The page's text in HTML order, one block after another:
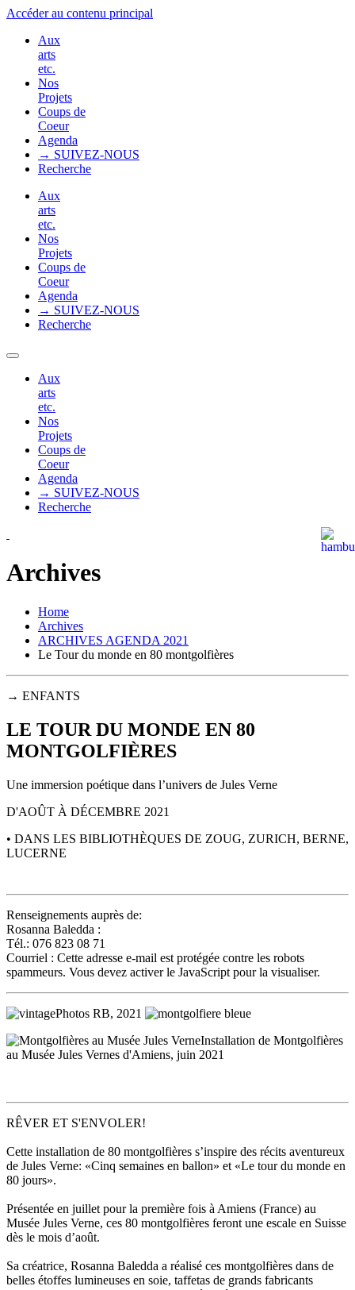
Accéder au contenu principal
Aux
arts
etc.
Nos
Projets
Coups de
Coeur
Agenda
→ SUIVEZ-NOUS
Recherche
Aux
arts
etc.
Nos
Projets
Coups de
Coeur
Agenda
→ SUIVEZ-NOUS
Recherche
Aux
arts
etc.
Nos
Projets
Coups de
Coeur
Agenda
→ SUIVEZ-NOUS
Recherche
Archives
Home
Archives
ARCHIVES AGENDA 2021
Le Tour du monde en 80 montgolfières
→ ENFANTS
LE TOUR DU MONDE EN 80
MONTGOLFIÈRES
Une immersion poétique dans l’univers de Jules Verne
D'AOÛT À DÉCEMBRE 2021
• DANS LES BIBLIOTHÈQUES DE ZOUG, ZURICH, BERNE,
LUCERNE
Renseignements auprès de:
Rosanna Baledda :
Tél.: 076 823 08 71
Courriel : Cette adresse e-mail est protégée contre les robots
spammeurs. Vous devez activer le JavaScript pour la visualiser.
Photos RB, 2021
Installation de Montgolfières
au Musée Jules Vernes d'Amiens, juin 2021
RÊVER ET S'ENVOLER!
Cette installation de 80 montgolfières s’inspire des récits aventureux
de Jules Verne: «Cinq semaines en ballon» et «Le tour du monde en
80 jours».
Présentée en juillet pour la première fois à Amiens (France) au
Musée Jules Verne, ces 80 montgolfières feront une escale en Suisse
dès le mois d’août.
Sa créatrice, Rosanna Baledda a réalisé ces montgolfières dans de
belles étoffes lumineuses en soie, taffetas de grands fabricants